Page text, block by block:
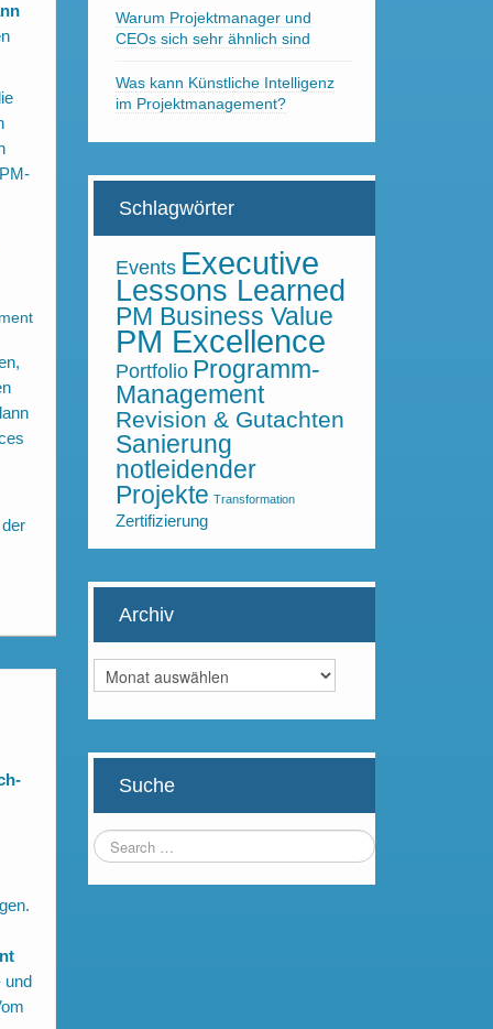
und
Warum Projektmanager und
CEOs sich sehr ähnlich sind
Was kann Künstliche Intelligenz
im Projektmanagement?
Schlagwörter
Events Executive
Lessons Learned
PM Business Value
PM Excellence
Portfolio Programm-
Management
Revision & Gutachten
Sanierung
notleidender
Projekte Transformation
Zertifizierung
Archiv
Archiv
Suche